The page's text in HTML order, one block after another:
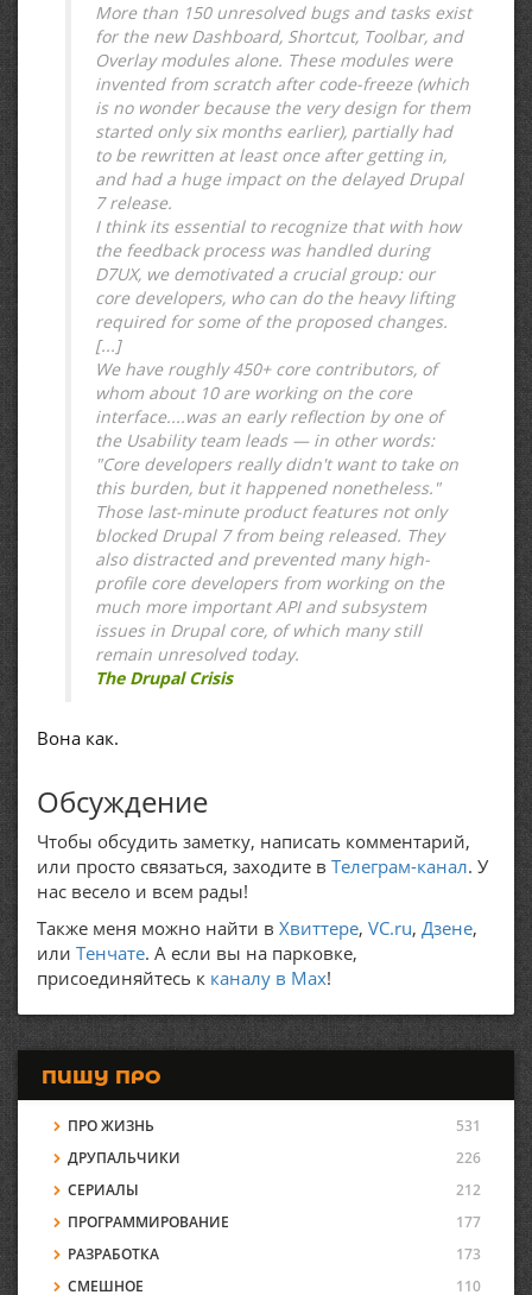
More than 150 unresolved bugs and tasks exist
for the new Dashboard, Shortcut, Toolbar, and
Overlay modules alone. These modules were
invented from scratch after code-freeze (which
is no wonder because the very design for them
started only six months earlier), partially had
to be rewritten at least once after getting in,
and had a huge impact on the delayed Drupal
7 release.
I think its essential to recognize that with how
the feedback process was handled during
D7UX, we demotivated a crucial group: our
core developers, who can do the heavy lifting
required for some of the proposed changes.
[...]
We have roughly 450+ core contributors, of
whom about 10 are working on the core
interface....was an early reflection by one of
the Usability team leads — in other words:
"Core developers really didn't want to take on
this burden, but it happened nonetheless."
Those last-minute product features not only
blocked Drupal 7 from being released. They
also distracted and prevented many high-
profile core developers from working on the
much more important API and subsystem
issues in Drupal core, of which many still
remain unresolved today.
The Drupal Crisis
Вона как.
Обсуждение
Чтобы обсудить заметку, написать комментарий,
или просто связаться, заходите в Телеграм-канал. У
нас весело и всем рады!
Также меня можно найти в Хвиттере, VC.ru, Дзене,
или Тенчате. А если вы на парковке,
присоединяйтесь к каналу в Max!
ПИШУ ПРО
ПРО ЖИЗНЬ
531
ДРУПАЛЬЧИКИ
226
СЕРИАЛЫ
212
ПРОГРАММИРОВАНИЕ
177
РАЗРАБОТКА
173
СМЕШНОЕ
110